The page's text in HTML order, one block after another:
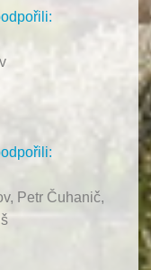
Petr Čuhanič,